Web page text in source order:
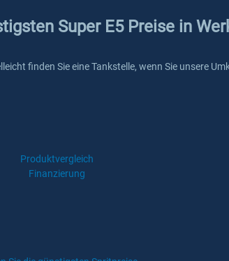
Super E5 Preise in
finden Sie eine Tankstelle, wenn Sie unsere
Produktvergleich
Finanzierung